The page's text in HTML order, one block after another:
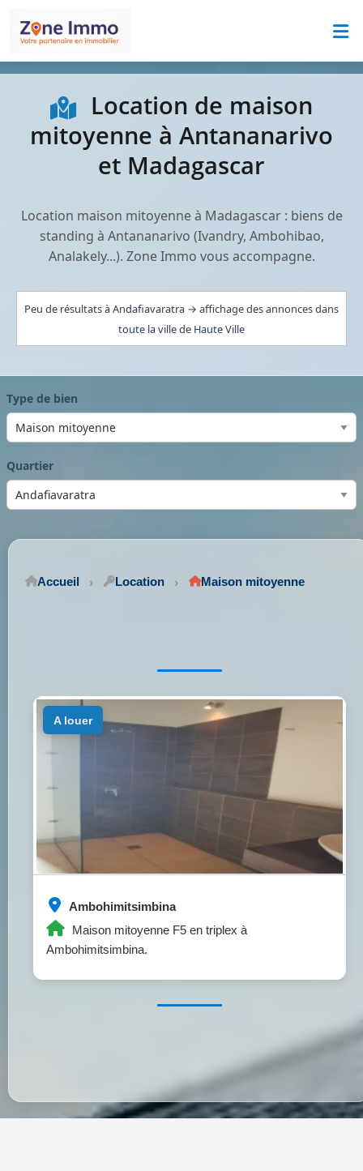
Location de maison
mitoyenne à Antananarivo
et Madagascar
Location maison mitoyenne à Madagascar : biens de
standing à Antananarivo (Ivandry, Ambohibao,
Analakely...). Zone Immo vous accompagne.
Peu de résultats à Andafiavaratra → affichage des annonces dans
toute la ville de Haute Ville
Type de bien
Quartier
Accueil Location Maison mitoyenne
Ambohimitsimbina
Maison mitoyenne F5 en triplex à
Ambohimitsimbina.
a louer